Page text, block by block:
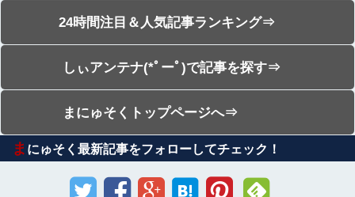
24時間注目＆人気記事ランキング⇒
しぃアンテナ(*ﾟーﾟ)で記事を探す⇒
まにゅそくトップページへ⇒
ま にゅそく最新記事をフォローしてチェック！